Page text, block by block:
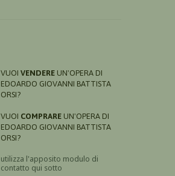
VUOI VENDERE UN'OPERA DI
EDOARDO GIOVANNI BATTISTA
ORSI?
VUOI COMPRARE UN'OPERA DI
EDOARDO GIOVANNI BATTISTA
ORSI?
utilizza l'apposito modulo di
contatto qui sotto